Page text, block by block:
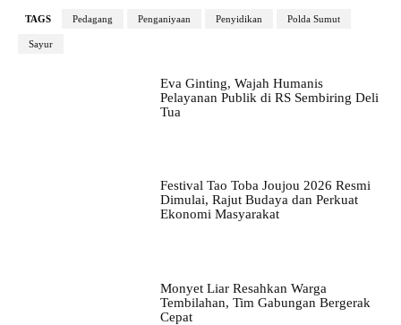
TAGS Pedagang Penganiyaan Penyidikan Polda Sumut
Sayur
Eva Ginting, Wajah Humanis
Pelayanan Publik di RS Sembiring Deli
Tua
Festival Tao Toba Joujou 2026 Resmi
Dimulai, Rajut Budaya dan Perkuat
Ekonomi Masyarakat
Monyet Liar Resahkan Warga
Tembilahan, Tim Gabungan Bergerak
Cepat